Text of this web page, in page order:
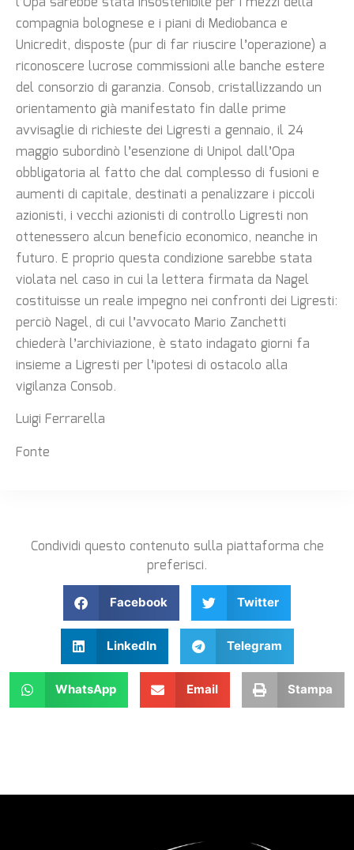
compagnia bolognese e i piani di Mediobanca e
Unicredit, disposte (pur di far riuscire l’operazione) a
riconoscere lucrose commissioni alle banche estere
del consorzio di garanzia. Consob, cristallizzando un
orientamento già manifestato fin dalle prime
avvisaglie di richieste dei Ligresti a gennaio, il 24
maggio subordinò l’esenzione di Unipol dall’Opa
obbligatoria al fatto che dal complesso di fusioni e
aumenti di capitale, destinati a penalizzare i piccoli
azionisti, i vecchi azionisti di controllo Ligresti non
ottenessero alcun beneficio economico, neanche in
futuro. E proprio questa condizione sarebbe stata
violata nel caso in cui la lettera firmata da Nagel
costituisse un reale impegno nei confronti dei Ligresti:
perciò Nagel, di cui l’avvocato Mario Zanchetti
chiederà l’archiviazione, è stato indagato giorni fa
insieme a Ligresti per l’ipotesi di ostacolo alla
vigilanza Consob.
Luigi Ferrarella
Fonte
Condividi questo contenuto sulla piattaforma che
preferisci.
Facebook Twitter
LinkedIn Telegram
WhatsApp Email Stampa